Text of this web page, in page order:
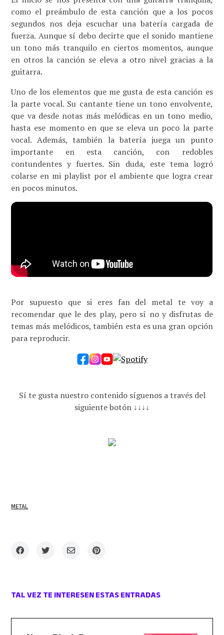
como el preámbulo de esta canción que a los pocos
segundos nos deja escuchar una batería cargada de
fuerza. Aunque sí debo decirte que el sonido mantiene
un tono más tranquilo en ciertos momentos, aunque
en otros la canción se eleva a otro nivel gracias a la
guitarra.
Uno de los elementos que me gusta de esta canción es
la parte vocal. Su cantante tiene un tono envolvente,
que va desde notas más melódicas en un tono medio,
hasta ese momento en que se eleva un poco la parte
vocal. Además, también la batería juega un punto
importante en esta canción, con redobles
contundentes y fuertes. Sin duda, este tema logró
colarse en mi playlist por el ambiente que logra crear
en pocos minutos.
Por supuesto que si eres fan del metal te voy a
recomendar que le des play, pero sí no y disfrutas de
temas más melódicos, también esta es una gran opción
para reproducir.
Sí te gusta nuestro contenido síguenos a través del
siguiente botón ↓↓↓↓
METAL
TAL VEZ TE INTERESEN ESTAS ENTRADAS